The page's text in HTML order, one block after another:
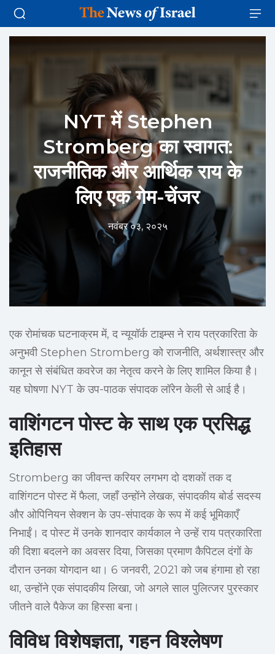
NYT में Stephen
Stromberg का स्वागत:
राजनीतिक और आर्थिक राय के
लिए एक गेम-चेंजर
नवंबर ०३, २०२५
एक रोमांचक घटनाक्रम में, द न्यूयॉर्क टाइम्स ने राय पत्रकारिता के
अनुभवी Stephen Stromberg को राजनीति, अर्थशास्त्र और
कानून से संबंधित कवरेज का नेतृत्व करने के लिए शामिल किया है।
यह घोषणा NYT के उप-पाठक संपादक लॉरेन केली से आई है।
वाशिंगटन पोस्ट के साथ एक प्रसिद्ध
इतिहास
Stromberg का जीवन्त करियर लगभग दो दशकों तक द
वाशिंगटन पोस्ट में फैला, जहाँ उन्होंने लेखक, संपादकीय बोर्ड सदस्य
और ओपिनियन सेक्शन के उप-संपादक के रूप में कई भूमिकाएँ
निभाईं। द पोस्ट में उनके शानदार कार्यकाल ने उन्हें राय पत्रकारिता
की दिशा बदलने का अवसर दिया, जिसका प्रमाण कैपिटल दंगों के
दौरान उनका योगदान था। 6 जनवरी, 2021 को जब हंगामा हो रहा
था, उन्होंने एक संपादकीय लिखा, जो अगले साल पुलित्जर पुरस्कार
जीतने वाले पैकेज का हिस्सा बना।
विविध विशेषज्ञता, गहन विश्लेषण